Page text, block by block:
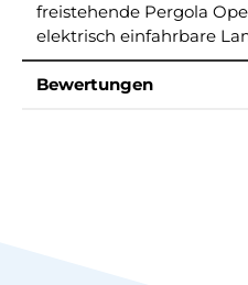
freistehende Pergola
elektrisch einfahrbare
Bewertungen